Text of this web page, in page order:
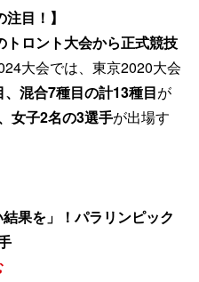
目！】
トロント大会から正式競技
大会では、東京2020大会
混合7種目の計13種目が
女子2名の3選手が出場す
果を」！パラリンピック